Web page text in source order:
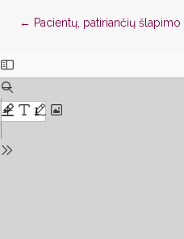
← Return to Article Details
Pacientų, patiriančių